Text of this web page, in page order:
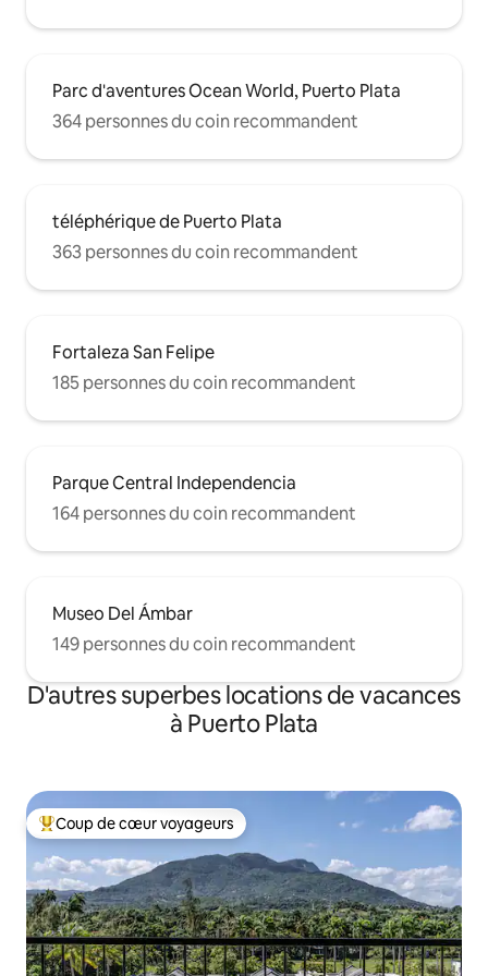
Parc d'aventures Ocean World, Puerto Plata
364 personnes du coin recommandent
téléphérique de Puerto Plata
363 personnes du coin recommandent
Fortaleza San Felipe
185 personnes du coin recommandent
Parque Central Independencia
164 personnes du coin recommandent
Museo Del Ámbar
149 personnes du coin recommandent
D'autres superbes locations de vacances
à Puerto Plata
Coup de cœur voyageurs parmi les plus aimés
Coup de cœur voyageurs